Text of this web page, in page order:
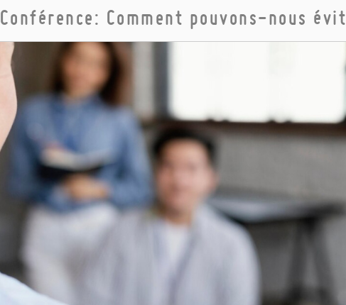
Conférence: Comment pouvons-nous